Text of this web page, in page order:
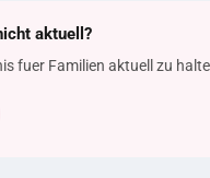
aktuell?
fuer Familien aktuell zu